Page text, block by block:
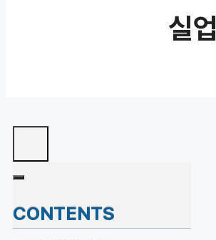
실
CONTENTS